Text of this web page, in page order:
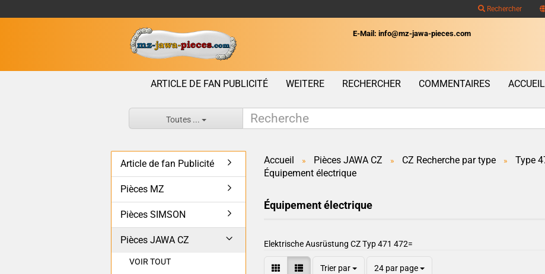
Rechercher
Wohnort
E-Mail: info@mz-jawa-pieces.com
ARTICLE DE FAN PUBLICITÉ RECHERCHER COMMENTAIRES ACCUEIL
WEITERE
Toutes ...
Accueil » Pièces JAWA CZ » CZ Recherche par type » Type
Équipement électrique
Équipement électrique
Elektrische Ausrüstung CZ Typ 471 472=
Trier par 24 par page
Article de fan Publicité
Pièces MZ
Pièces SIMSON
Pièces JAWA CZ
VOIR TOUT